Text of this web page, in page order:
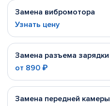
Замена вибромотора
Узнать цену
Замена разъема зарядки
от 890 ₽
Замена передней камеры